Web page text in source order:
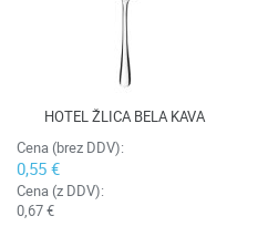
HOTEL ŽLICA BELA KAVA
Cena (brez DDV):
0,55 €
Cena (z DDV):
0,67 €